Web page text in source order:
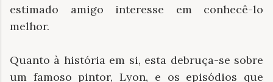
estimado amigo interesse em conhecê-lo
melhor.
Quanto à história em si, esta debruça-se sobre
um famoso pintor, Lyon, e os episódios que